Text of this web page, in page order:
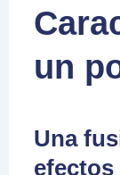
un
Una